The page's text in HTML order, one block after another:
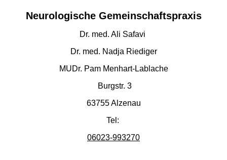
Neurologische Gemeinschaftspraxis
Dr. med. Ali Safavi
Dr. med. Nadja Riediger
MUDr. Pam Menhart-Lablache
Burgstr. 3
63755 Alzenau
Tel:
06023-993270